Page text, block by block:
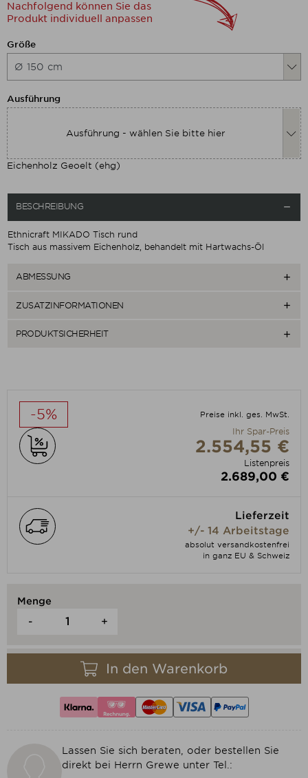
Nachfolgend können Sie das
Produkt individuell anpassen
Nachfolgend können Sie das
Größe
Nachfolgend können Sie das
Ausführung
Ausführung - wählen Sie bitte hier
Eichenholz Geoelt (ehg)
BESCHREIBUNG 
Ethnicraft MIKADO Tisch rund
Tisch aus massivem Eichenholz, behandelt mit Hartwachs-Öl
ABMESSUNG 
ZUSATZINFORMATIONEN 
PRODUKTSICHERHEIT 
-5% Preise inkl. ges. MwSt.
Ihr Spar-Preis
2.554,55 €
Listenpreis
2.689,00 €
Lieferzeit
+/- 14 Arbeitstage
absolut versandkostenfrei
in ganz EU & Schweiz
Menge
- +
In den Warenkorb
Lassen Sie sich beraten, oder bestellen Sie
direkt bei Herrn Grewe unter Tel.: